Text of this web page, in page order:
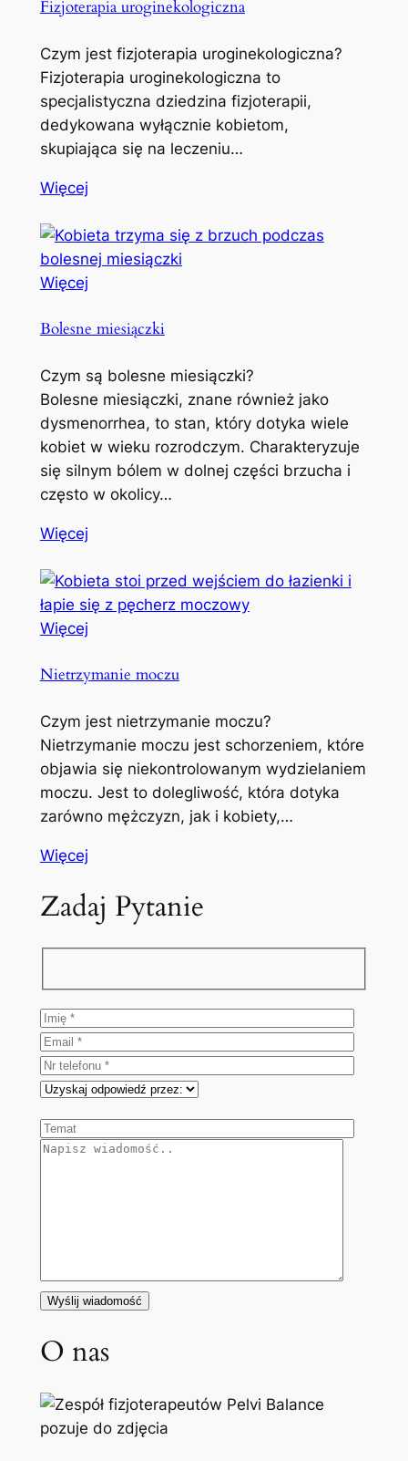
Fizjoterapia uroginekologiczna
Czym jest fizjoterapia uroginekologiczna?
Fizjoterapia uroginekologiczna to
specjalistyczna dziedzina fizjoterapii,
dedykowana wyłącznie kobietom,
skupiająca się na leczeniu…
Więcej
Więcej
Bolesne miesiączki
Czym są bolesne miesiączki?
Bolesne miesiączki, znane również jako
dysmenorrhea, to stan, który dotyka wiele
kobiet w wieku rozrodczym. Charakteryzuje
się silnym bólem w dolnej części brzucha i
często w okolicy…
Więcej
Więcej
Nietrzymanie moczu
Czym jest nietrzymanie moczu?
Nietrzymanie moczu jest schorzeniem, które
objawia się niekontrolowanym wydzielaniem
moczu. Jest to dolegliwość, która dotyka
zarówno mężczyzn, jak i kobiety,…
Więcej
Zadaj Pytanie
O nas